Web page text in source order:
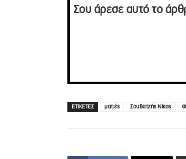
Σου άρεσε αυτό το
ΕΤΙΚΕΤΕΣ ματιές Σουβατζής Νίκος